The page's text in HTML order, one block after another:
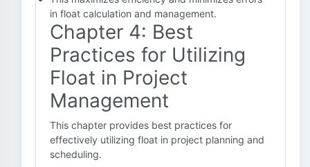
in float calculation and management.
Chapter 4: Best
Practices for Utilizing
Float in Project
Management
This chapter provides best practices for
effectively utilizing float in project planning and
scheduling.